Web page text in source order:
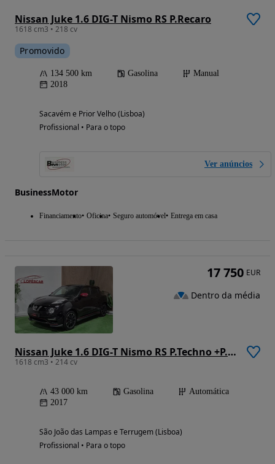
Nissan Juke 1.6 DIG-T Nismo RS P.Recaro
1618 cm3 • 218 cv
Promovido
134 500 km Gasolina
Manual
2018
Sacavém e Prior Velho (Lisboa)
Profissional • Para o topo
Ver anúncios
BusinessMotor
Financiamento Oficina Seguro automóvel Entrega em casa
Nissan Juke 1.6 DIG-T Nismo RS P.Techno +P.Recaro Xtronic
1618 cm3 • 214 cv
43 000 km Gasolina
Automática
2017
São João das Lampas e Terrugem (Lisboa)
Profissional • Para o topo
17 750 EUR
Dentro da média